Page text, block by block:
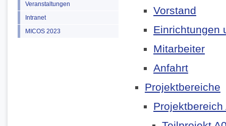
Veranstaltungen
Intranet
MICOS 2023
Vorstand
Einrichtungen
Mitarbeiter
Anfahrt
Projektbereiche
Projektbereich